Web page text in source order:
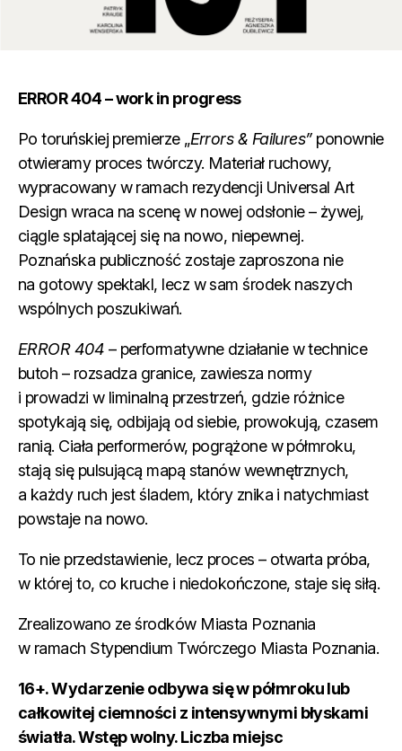
ERROR 404 – work in progress
Po toruńskiej premierze „Errors & Failures”ponownie
otwieramy proces twórczy. Materiał ruchowy,
wypracowany w ramach rezydencji Universal Art
Design wraca na scenę w nowej odsłonie – żywej,
ciągle splatającej się na nowo, niepewnej.
Poznańska publiczność zostaje zaproszona nie
na gotowy spektakl, lecz w sam środek naszych
wspólnych poszukiwań.
ERROR 404 – performatywne działanie w technice
butoh – rozsadza granice, zawiesza normy
i prowadzi w liminalną przestrzeń, gdzie różnice
spotykają się, odbijają od siebie, prowokują, czasem
ranią. Ciała performerów, pogrążone w półmroku,
stają się pulsującą mapą stanów wewnętrznych,
a każdy ruch jest śladem, który znika i natychmiast
powstaje na nowo.
To nie przedstawienie, lecz proces – otwarta próba,
w której to, co kruche i niedokończone, staje się siłą.
Zrealizowano ze środków Miasta Poznania
w ramach Stypendium Twórczego Miasta Poznania.
16+. Wydarzenie odbywa się w półmroku lub
całkowitej ciemności z intensywnymi błyskami
światła.Wstęp wolny. Liczba miejsc